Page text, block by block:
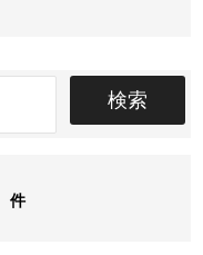
検索
件